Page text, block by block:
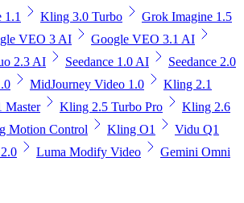
1.1 Kling 3.0 Turbo
Grok Imagine 1.5
VEO 3 AI
Google VEO 3.1 AI
2.3 AI Seedance 1.0 AI
Seedance 2.0
MidJourney Video 1.0
Kling 2.1
Master Kling 2.5 Turbo Pro
Kling 2.6
Motion Control Kling O1
Vidu Q1
Luma Modify Video Gemini Omni